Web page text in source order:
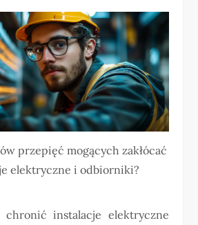
przepięć mogących zakłócać
elektryczne i odbiorniki?
chronić instalacje elektryczne